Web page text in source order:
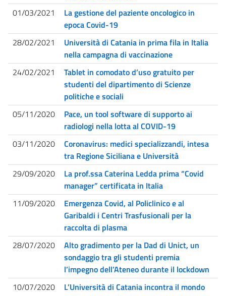
01/03/2021
La gestione del paziente oncologico in
epoca Covid-19
28/02/2021
Università di Catania in prima fila in Italia
nella campagna di vaccinazione
24/02/2021
Tablet in comodato d’uso gratuito per
studenti del dipartimento di Scienze
politiche e sociali
05/11/2020
Pace, un tool software di supporto ai
radiologi nella lotta al COVID-19
03/11/2020
Coronavirus: medici specializzandi, intesa
tra Regione Siciliana e Università
29/09/2020
La prof.ssa Caterina Ledda prima “Covid
manager” certificata in Italia
11/09/2020
Emergenza Covid, al Policlinico e al
Garibaldi i Centri Trasfusionali per la
raccolta di plasma
28/07/2020
Alto gradimento per la Dad di Unict, un
sondaggio tra gli studenti premia
l’impegno dell’Ateneo durante il lockdown
10/07/2020
L’Università di Catania incontra il mondo